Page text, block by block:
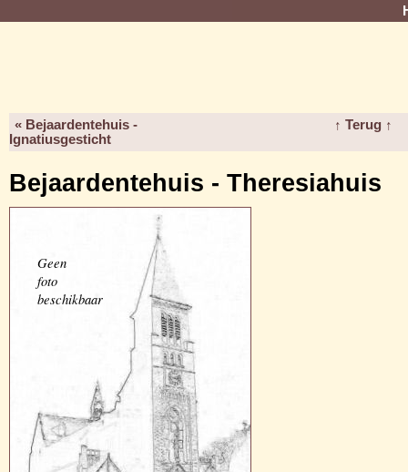
« Bejaardentehuis -
Ignatiusgesticht
↑ Terug ↑
Bejaardentehuis - Theresiahuis
Geen
foto
beschikbaar